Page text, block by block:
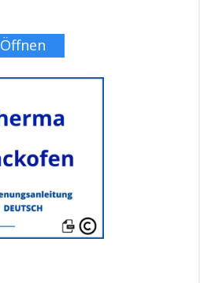
Öffnen